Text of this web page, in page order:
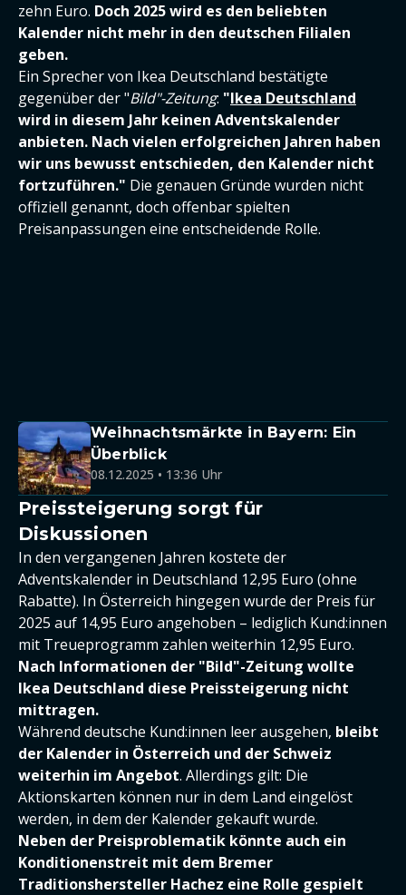
zehn Euro. Doch 2025 wird es den beliebten
Kalender nicht mehr in den deutschen Filialen
geben.
Ein Sprecher von Ikea Deutschland bestätigte
gegenüber der "Bild"-Zeitung: "Ikea Deutschland
wird in diesem Jahr keinen Adventskalender
anbieten. Nach vielen erfolgreichen Jahren haben
wir uns bewusst entschieden, den Kalender nicht
fortzuführen." Die genauen Gründe wurden nicht
offiziell genannt, doch offenbar spielten
Preisanpassungen eine entscheidende Rolle.
Weihnachtsmärkte in Bayern: Ein
Überblick
08.12.2025 • 13:36 Uhr
Preissteigerung sorgt für
Diskussionen
In den vergangenen Jahren kostete der
Adventskalender in Deutschland 12,95 Euro (ohne
Rabatte). In Österreich hingegen wurde der Preis für
2025 auf 14,95 Euro angehoben – lediglich Kund:innen
mit Treueprogramm zahlen weiterhin 12,95 Euro.
Nach Informationen der "Bild"-Zeitung wollte
Ikea Deutschland diese Preissteigerung nicht
mittragen.
Während deutsche Kund:innen leer ausgehen, bleibt
der Kalender in Österreich und der Schweiz
weiterhin im Angebot. Allerdings gilt: Die
Aktionskarten können nur in dem Land eingelöst
werden, in dem der Kalender gekauft wurde.
Neben der Preisproblematik könnte auch ein
Konditionenstreit mit dem Bremer
Traditionshersteller Hachez eine Rolle gespielt